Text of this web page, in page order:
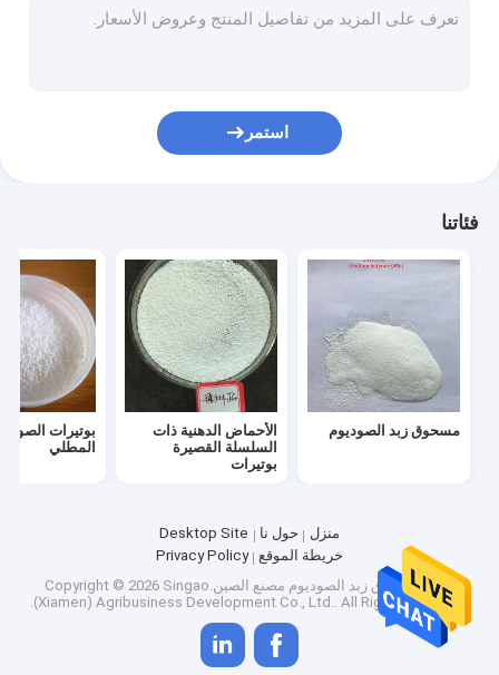
استمر
فئاتنا
مسحوق زبد الصوديوم
الأحماض الدهنية ذات
السلسلة القصيرة
بوتيرات
بوتيرات
المطلي
منزل حول نا
Desktop Site
خريطة الموقع
Privacy Policy
جودة مسحوق زبد الصوديوم
مصنع الصين.Copyright © 2026 Singao
(Xiamen) Agribusiness Development Co., Ltd.. All Rights Reserved.